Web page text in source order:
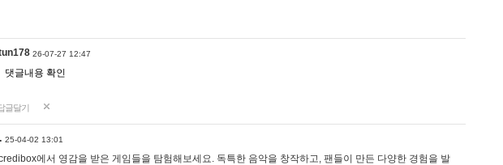
26-07-27 12:47
댓글내용 확인
글달기
25-04-02 13:01
에서 영감을 받은 게임들을 탐험해보세요. 독특한 음악을 창작하고, 팬들이 만든 다양한 경험을 발